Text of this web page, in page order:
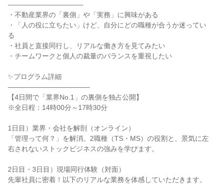
―――――――――――
・不動産業界の「裏側」や「実務」に興味がある
・「人の役に立ちたい」けど、自分にどの職種が合うか迷ってい
る
・社員と直接同行し、リアルな働き方を見てみたい
・チームワークと個人の裁量のバランスを重視したい
✨プログラム詳細
――――――――――――
【4日間で「業界No.1」の裏側を独占公開】
※全日程：14時00分～17時30分
1日目）業界・会社を解剖（オンライン）
「管理って何？」を解消。2職種（TS・MS）の役割と、景気に左
右されないストックビジネスの強みを学びます。
2日目・3日目）現場同行体験（対面）
先輩社員に密着！以下のリアルな業務を体感していただきます。